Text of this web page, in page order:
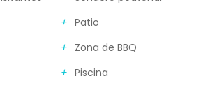
Patio
Zona de BBQ
Piscina